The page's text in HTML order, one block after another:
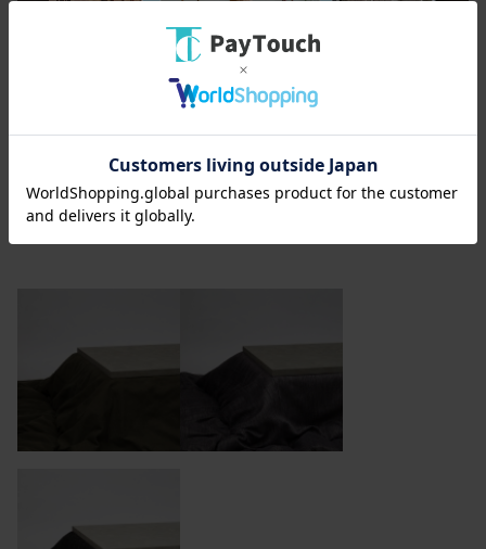
冬はコタツとして、それ以外の時期はローテーブルとして、年中
コタツ布団もこだわりたいですね！